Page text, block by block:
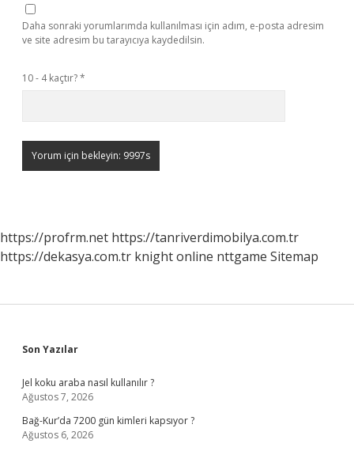
Daha sonraki yorumlarımda kullanılması için adım, e-posta adresim
ve site adresim bu tarayıcıya kaydedilsin.
10 - 4 kaçtır?*
https://profrm.net https://tanriverdimobilya.com.tr
https://dekasya.com.tr knight online nttgame Sitemap
Sidebar
Son Yazılar
Jel koku araba nasıl kullanılır ?
Ağustos 7, 2026
Bağ-Kur’da 7200 gün kimleri kapsıyor ?
Ağustos 6, 2026